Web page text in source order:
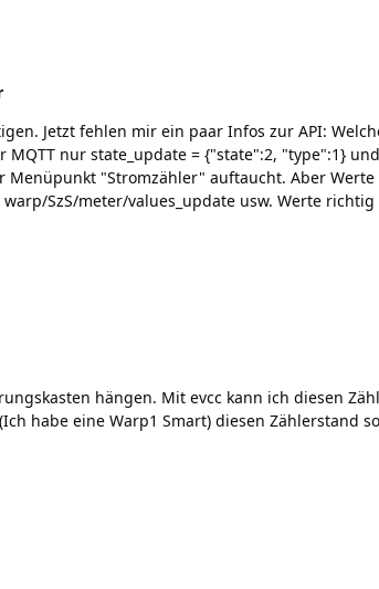
Infos zur API: Welche Werte muss ich setzen, damit ich
nur state_update = {"state":2, "type":1}